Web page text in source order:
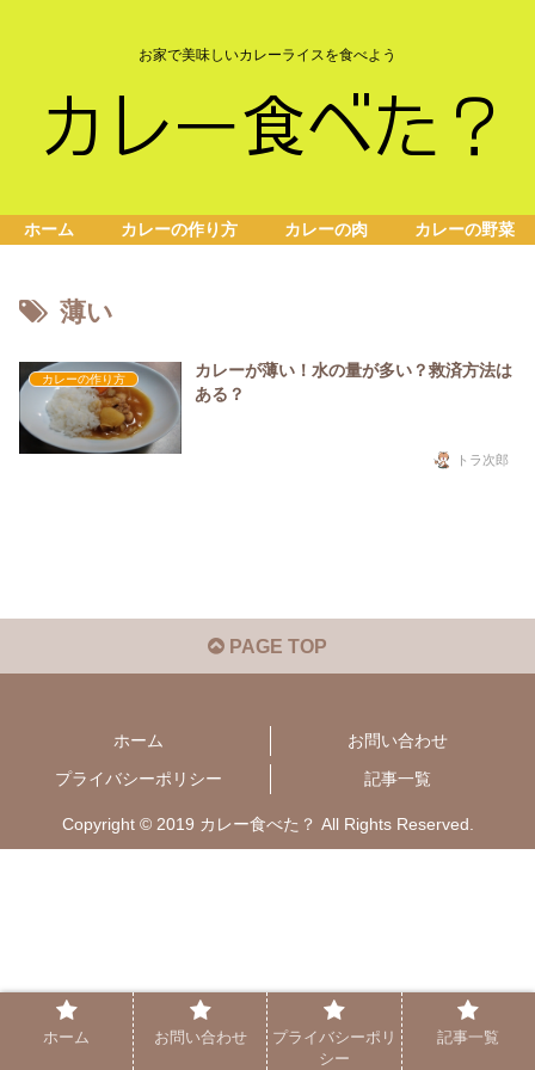
お家で美味しいカレーライスを食べよう
ホーム カレーの作り方 カレーの肉 カレーの野菜
薄い
カレーの作り方
カレーが薄い！水の量が多い？救済方法は
ある？
トラ次郎
PAGE TOP
ホーム
お問い合わせ
プライバシーポリシー
記事一覧
Copyright © 2019 カレー食べた？ All Rights Reserved.
ホーム お問い合わせ
プライバシーポリ
シー
記事一覧